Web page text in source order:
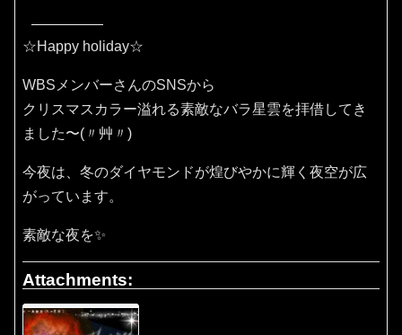
☆Happy holiday☆
WBSメンバーさんのSNSから
クリスマスカラー溢れる素敵なバラ星雲を拝借してき
ました〜(〃艸〃)
今夜は、冬のダイヤモンドが煌びやかに輝く夜空が広
がっています。
素敵な夜を✨
Attachments: